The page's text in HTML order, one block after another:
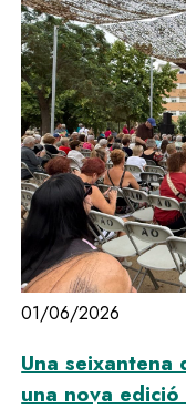
01/06/2026
Una
una nova